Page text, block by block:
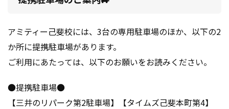
アミティー己斐校には、3台の専用駐車場のほか、以下の2
か所に提携駐車場があります。
ご利用にあたっては、以下のお願いをお読みください。
●提携駐車場●
【三井のリパーク第2駐車場】【タイムズ己斐本町第4】